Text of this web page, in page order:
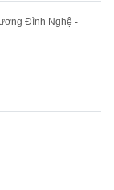
Đình Nghệ -